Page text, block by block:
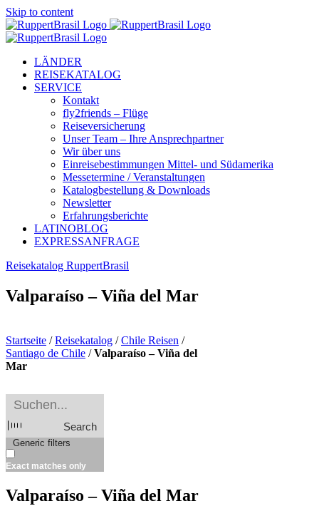
Skip to content
LÄNDER
REISEKATALOG
SERVICE
Kontakt
fly2friends – Flüge
Reiseversicherung
Unser Team – Ihre Ansprechpartner
Wir über uns
Einreisebestimmungen Mittel- und Südamerika
Messetermine / Veranstaltungen
Katalogbestellung & Downloads
Newsletter
Erfahrungsberichte
LATINOBLOG
EXPRESSANFRAGE
Reisekatalog RuppertBrasil
Valparaíso – Viña del Mar
Startseite /Reisekatalog /Chile Reisen /
Santiago de Chile /Valparaíso – Viña del
Mar
Search
Generic filters
Exact matches only
Valparaíso – Viña del Mar